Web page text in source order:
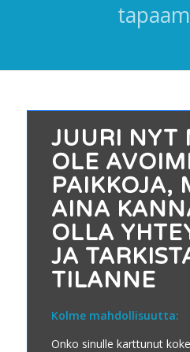
JUURI NYT
OLE
PAIKKOJA,
AINA
OLLA
JA
TILANNE
Kolme mahdollisuutta:
Onko sinulle karttunut